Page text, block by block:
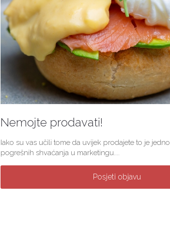
Nemojte prodavati!
Iako su vas učili tome da uvijek prodajete to je
pogrešnih shvaćanja u marketingu....
Posjeti objavu